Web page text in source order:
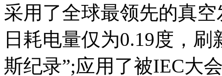
采用了全球最领先的真
日耗电量仅为0.19度，
斯纪录”;应用了被IEC大